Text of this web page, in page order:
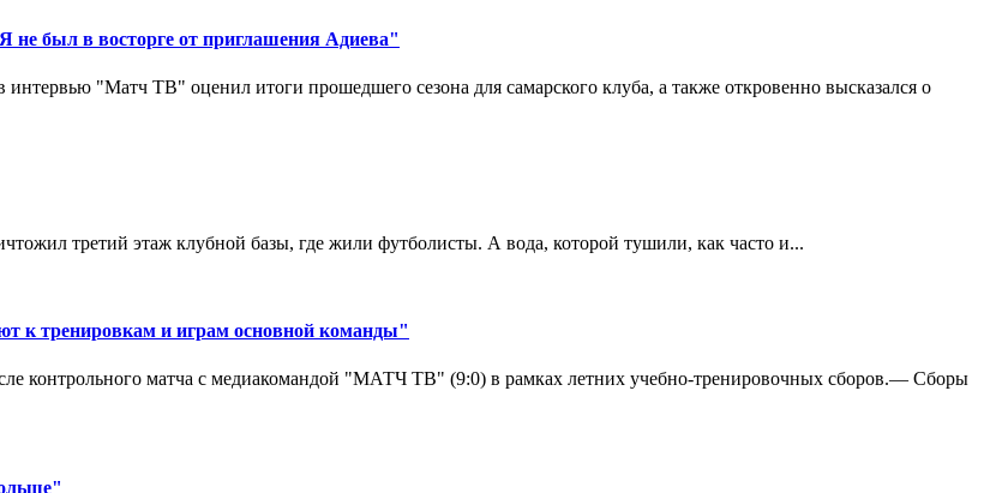
не был в восторге от приглашения Адиева"
"Матч ТВ" оценил итоги прошедшего сезона для самарского клуба, а также откровенно высказался о
третий этаж клубной базы, где жили футболисты. А вода, которой тушили, как часто и...
к тренировкам и играм основной команды"
контрольного матча с медиакомандой "МАТЧ ТВ" (9:0) в рамках летних учебно-тренировочных сборов.— Сборы